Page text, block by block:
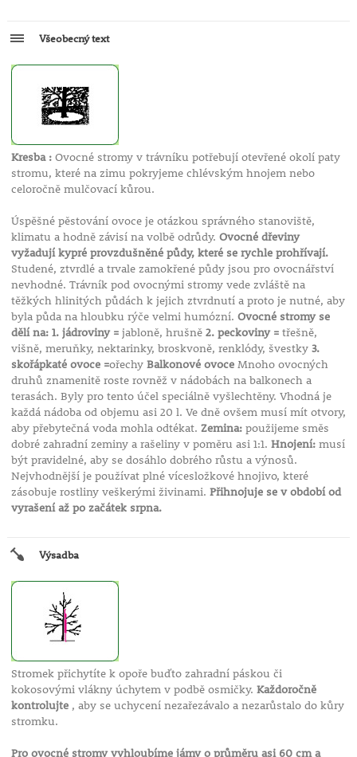
Všeobecný text
Kresba :Ovocné stromy v trávníku potřebují otevřené okolí paty
stromu, které na zimu pokryjeme chlévským hnojem nebo
celoročně mulčovací kůrou.
Úspěšné pěstování ovoce je otázkou správného stanoviště,
klimatu a hodně závisí na volbě odrůdy. Ovocné dřeviny
vyžadují kypré provzdušněné půdy, které se rychle prohřívají.
Studené, ztvrdlé a trvale zamokřené půdy jsou pro ovocnářství
nevhodné. Trávník pod ovocnými stromy vede zvláště na
těžkých hlinitých půdách k jejich ztvrdnutí a proto je nutné, aby
byla půda na hloubku rýče velmi humózní. Ovocné stromy se
dělí na: 1. jádroviny = jabloně, hrušně 2. peckoviny = třešně,
višně, meruňky, nektarinky, broskvoně, renklódy, švestky 3.
skořápkaté ovoce =ořechy Balkonové ovoceMnoho ovocných
druhů znamenitě roste rovněž v nádobách na balkonech a
terasách. Byly pro tento účel speciálně vyšlechtěny. Vhodná je
každá nádoba od objemu asi 20 l. Ve dně ovšem musí mít otvory,
aby přebytečná voda mohla odtékat. Zemina:použijeme směs
dobré zahradní zeminy a rašeliny v poměru asi 1:1. Hnojení:musí
být pravidelné, aby se dosáhlo dobrého růstu a výnosů.
Nejvhodnější je používat plné vícesložkové hnojivo, které
zásobuje rostliny veškerými živinami. Přihnojuje se v období od
vyrašení až po začátek srpna.
Výsadba
Stromek přichytíte k opoře buďto zahradní páskou či
kokosovými vlákny úchytem v podbě osmičky. Každoročně
kontrolujte, aby se uchycení nezařezávalo a nezarůstalo do kůry
stromku.
Pro ovocné stromy vyhloubíme jámy o průměru asi 60 cm a